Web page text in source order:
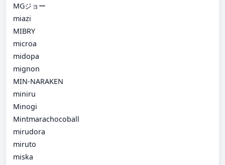
MGジョー
miazi
MIBRY
microa
midopa
mignon
MIN-NARAKEN
miniru
Minogi
Mintmarachocoball
mirudora
miruto
miska